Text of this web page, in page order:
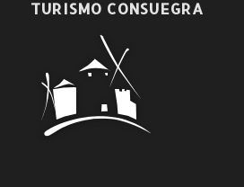
TURISMO CONSUEGRA